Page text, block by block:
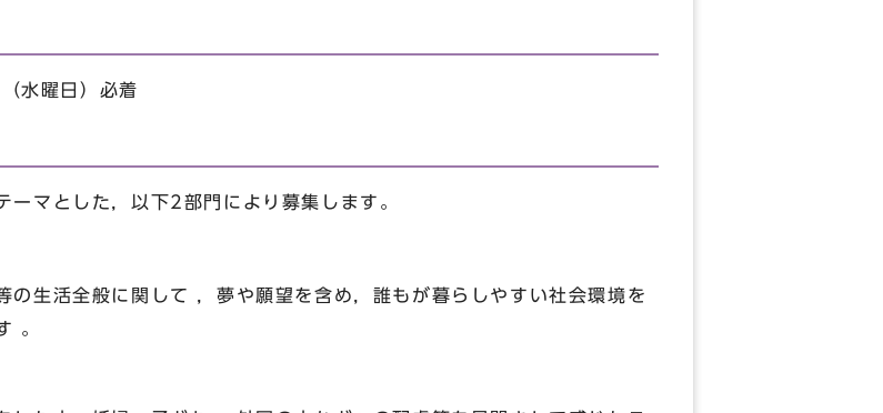
水曜日）必着
ーマとした，以下2部門により募集します。
生活全般に関して ，夢や願望を含め，誰もが暮らしやすい社会環境を
。